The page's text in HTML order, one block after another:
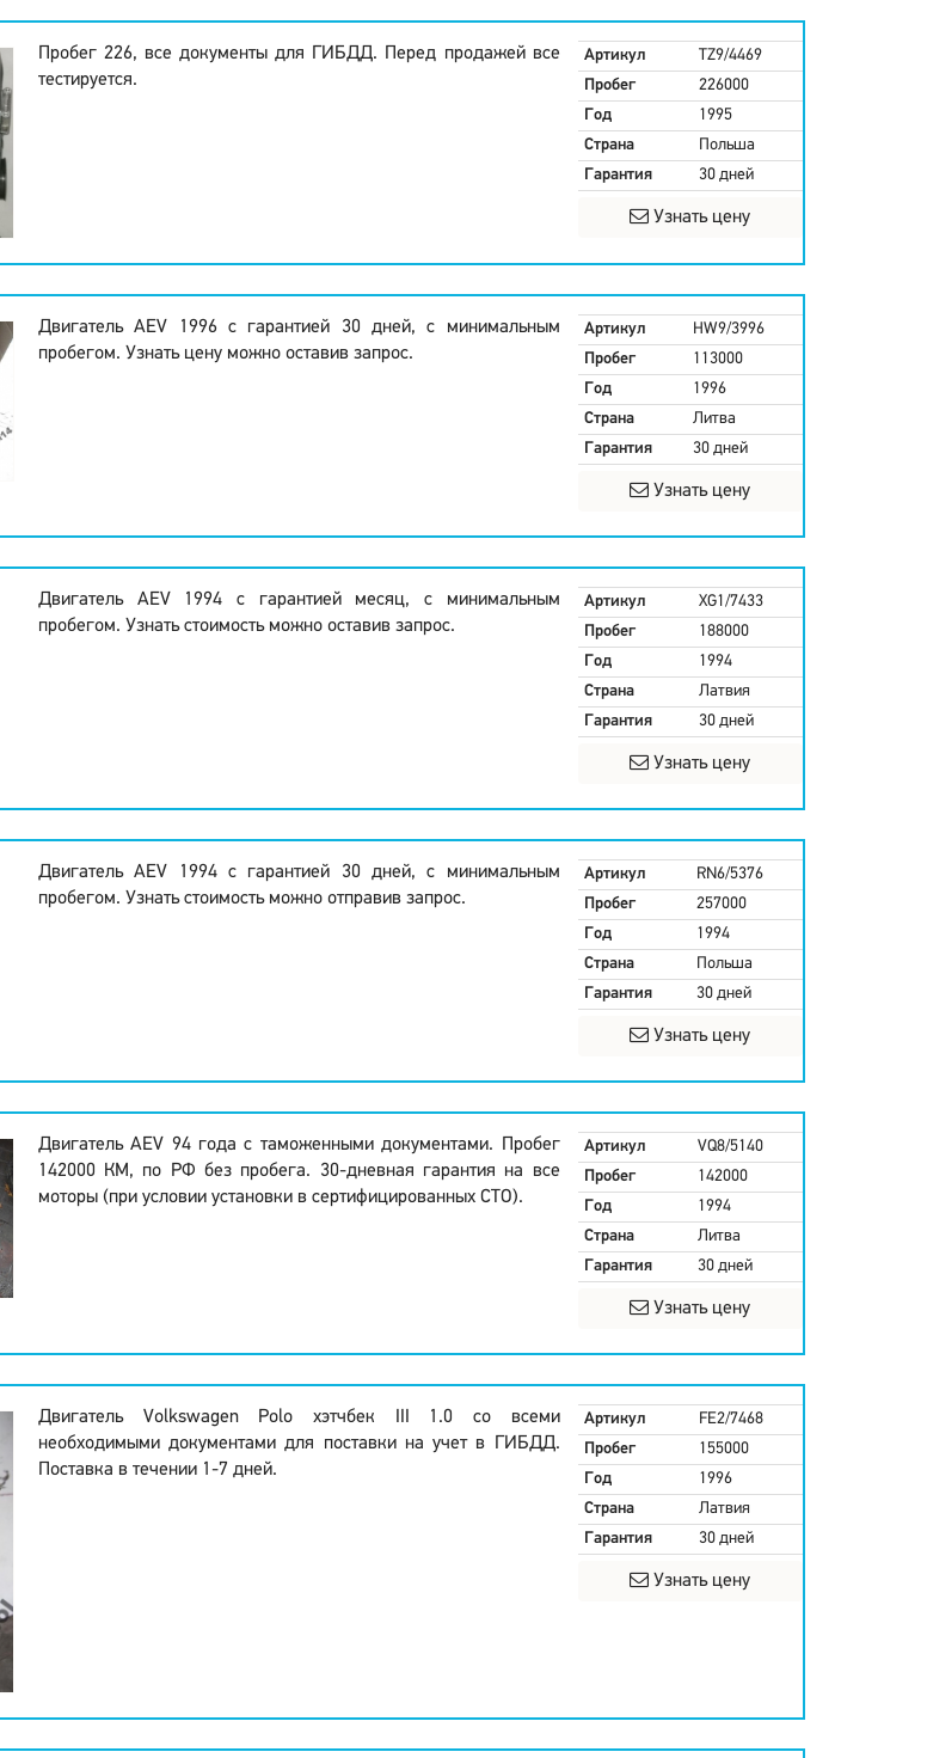
Пробег 226, все документы для ГИБДД. Перед продажей все
тестируется.
Артикул
TZ9/4469
Пробег
226000
Год
1995
Страна
Польша
Гарантия
30 дней
Узнать цену
Двигатель AEV 1996 с гарантией 30 дней, с минимальным
пробегом. Узнать цену можно оставив запрос.
Артикул
HW9/3996
Пробег
113000
Год
1996
Страна
Литва
Гарантия
30 дней
Узнать цену
Двигатель AEV 1994 с гарантией месяц, с минимальным
пробегом. Узнать стоимость можно оставив запрос.
Артикул
XG1/7433
Пробег
188000
Год
1994
Страна
Латвия
Гарантия
30 дней
Узнать цену
Двигатель AEV 1994 с гарантией 30 дней, с минимальным
пробегом. Узнать стоимость можно отправив запрос.
Артикул
RN6/5376
Пробег
257000
Год
1994
Страна
Польша
Гарантия
30 дней
Узнать цену
Двигатель AEV 94 года с таможенными документами. Пробег
142000 КМ, по РФ без пробега. 30-дневная гарантия на все
моторы (при условии установки в сертифицированных СТО).
Артикул
VQ8/5140
Пробег
142000
Год
1994
Страна
Литва
Гарантия
30 дней
Узнать цену
Двигатель Volkswagen Polo хэтчбек III 1.0 со всеми
необходимыми документами для поставки на учет в ГИБДД.
Поставка в течении 1-7 дней.
Артикул
FE2/7468
Пробег
155000
Год
1996
Страна
Латвия
Гарантия
30 дней
Узнать цену